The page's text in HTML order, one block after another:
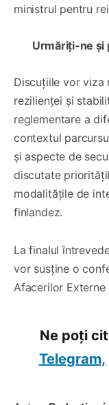
ministrul pentru
Urmăriți-ne și
Discuțiile vor viza
rezilienței și
reglementare a
contextul
și aspecte de
discutate
modalitățile de
finlandez.
La finalul
vor susține o
Afacerilor Externe
Ne poți
Telegram,